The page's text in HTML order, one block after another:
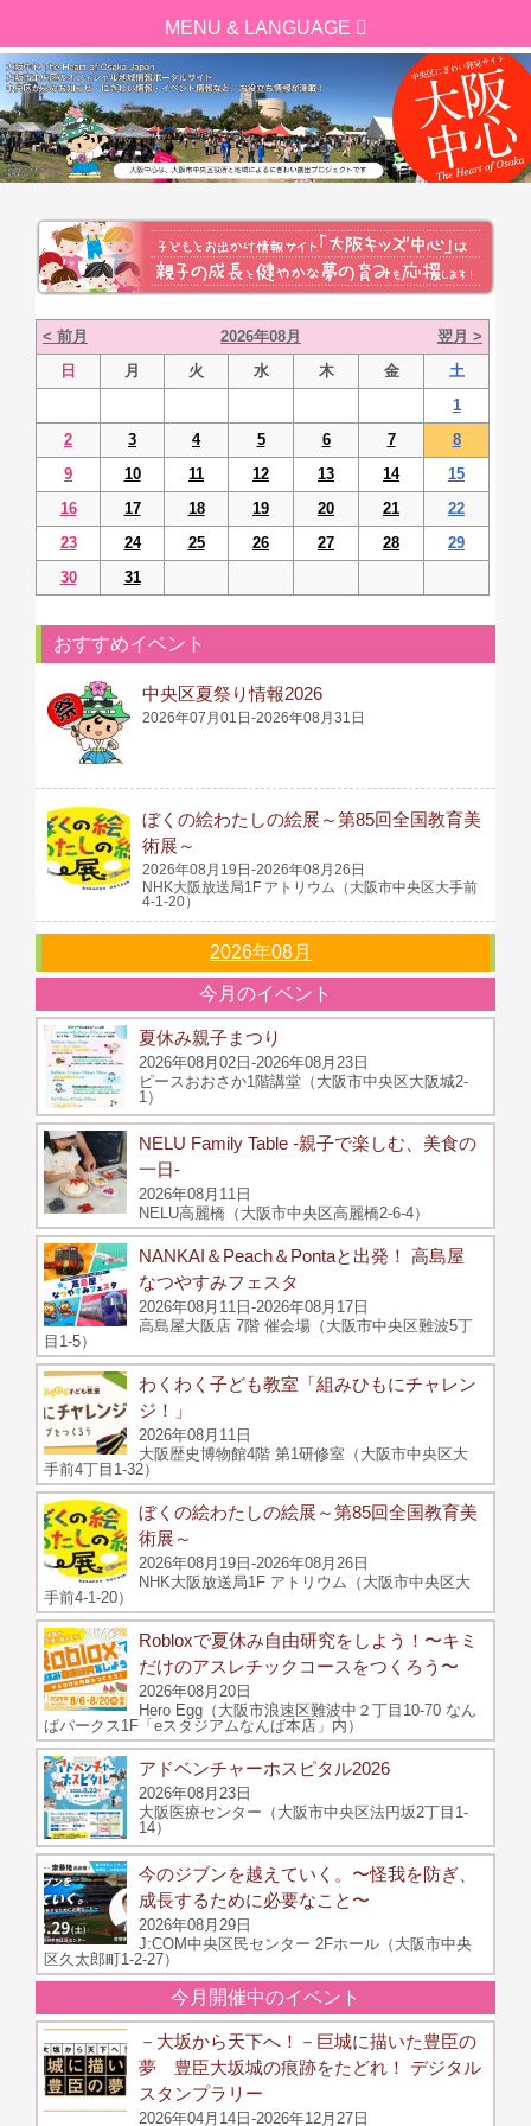
< 前月 2026年08月
翌月 >
日
月 火 水 木 金
土
1
2
3 4 5 6 7
8
9
10 11 12 13 14
15
16
17 18 19 20 21
22
23
24 25 26 27 28
29
30
31
おすすめイベント
中央区夏祭り情報2026
2026年07月01日-2026年08月31日
ぼくの絵わたしの絵展～第85回全国教育美
術展～
2026年08月19日-2026年08月26日
NHK大阪放送局1F アトリウム（大阪市中央区大手前
4-1-20）
2026年08月
今月のイベント
夏休み親子まつり
2026年08月02日-2026年08月23日
ピースおおさか1階講堂（大阪市中央区大阪城2-
1）
NELU Family Table -親子で楽しむ、美食の
一日-
2026年08月11日
NELU高麗橋（大阪市中央区高麗橋2-6-4）
NANKAI＆Peach＆Pontaと出発！ 高島屋
なつやすみフェスタ
2026年08月11日-2026年08月17日
高島屋大阪店 7階 催会場（大阪市中央区難波5丁
目1-5）
わくわく子ども教室「組みひもにチャレン
ジ！」
2026年08月11日
大阪歴史博物館4階 第1研修室（大阪市中央区大
手前4丁目1-32）
ぼくの絵わたしの絵展～第85回全国教育美
術展～
2026年08月19日-2026年08月26日
NHK大阪放送局1F アトリウム（大阪市中央区大
手前4-1-20）
Robloxで夏休み自由研究をしよう！〜キミ
だけのアスレチックコースをつくろう〜
2026年08月20日
Hero Egg（大阪市浪速区難波中２丁目10-70 なん
ばパークス1F「eスタジアムなんば本店」内）
アドベンチャーホスピタル2026
2026年08月23日
大阪医療センター（大阪市中央区法円坂2丁目1-
14）
今のジブンを越えていく。〜怪我を防ぎ、
成長するために必要なこと〜
2026年08月29日
J:COM中央区民センター 2Fホール（大阪市中央
区久太郎町1-2-27）
今月開催中のイベント
－大坂から天下へ！－巨城に描いた豊臣の
夢 豊臣大坂城の痕跡をたどれ！ デジタル
スタンプラリー
2026年04月14日-2026年12月27日